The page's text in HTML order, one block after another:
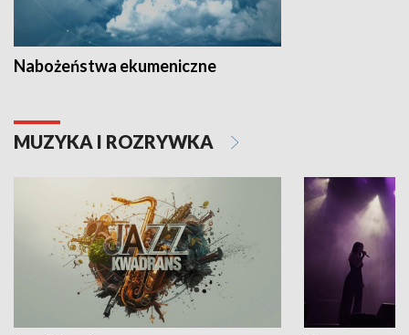
Nabożeństwa ekumeniczne
MUZYKA I ROZRYWKA